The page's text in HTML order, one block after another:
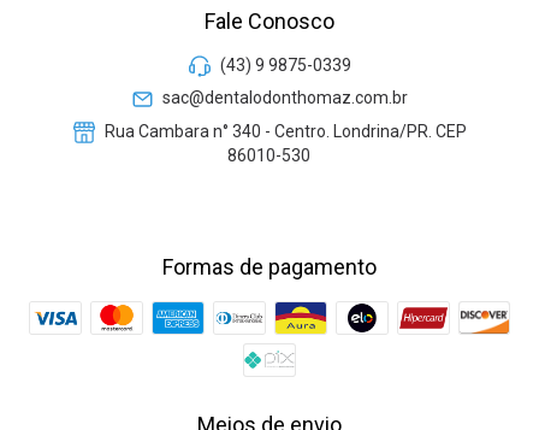
Fale Conosco
(43) 9 9875-0339
sac@dentalodonthomaz.com.br
Rua Cambara n° 340 - Centro. Londrina/PR. CEP
86010-530
Formas de pagamento
Meios de envio